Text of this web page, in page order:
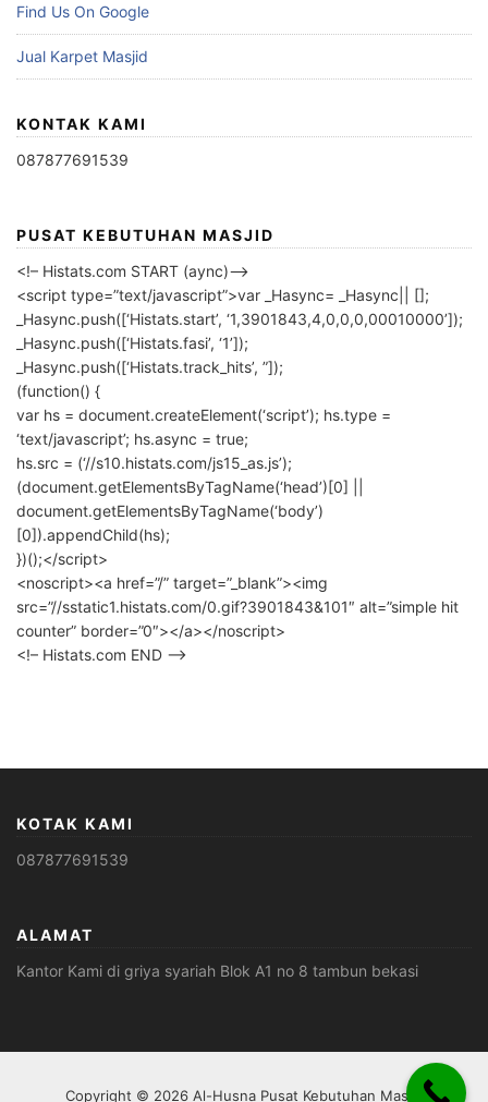
Find Us On Google
Jual Karpet Masjid
KONTAK KAMI
087877691539
PUSAT KEBUTUHAN MASJID
<!– Histats.com START (aync)–>
<script type=”text/javascript”>var _Hasync= _Hasync|| [];
_Hasync.push([‘Histats.start’, ‘1,3901843,4,0,0,0,00010000’]);
_Hasync.push([‘Histats.fasi’, ‘1’]);
_Hasync.push([‘Histats.track_hits’, ”]);
(function() {
var hs = document.createElement(‘script’); hs.type =
‘text/javascript’; hs.async = true;
hs.src = (‘//s10.histats.com/js15_as.js’);
(document.getElementsByTagName(‘head’)[0] ||
document.getElementsByTagName(‘body’)
[0]).appendChild(hs);
})();</script>
<noscript><a href=”/” target=”_blank”><img
src=”//sstatic1.histats.com/0.gif?3901843&101″ alt=”simple hit
counter” border=”0″></a></noscript>
<!– Histats.com END –>
KOTAK KAMI
087877691539
ALAMAT
Kantor Kami di griya syariah Blok A1 no 8 tambun bekasi
Copyright © 2026 Al-Husna Pusat Kebutuhan Masjid